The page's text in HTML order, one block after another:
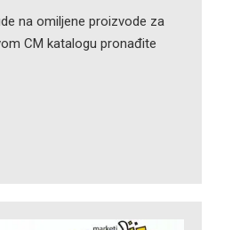
na omiljene proizvode za
CM katalogu pronađite